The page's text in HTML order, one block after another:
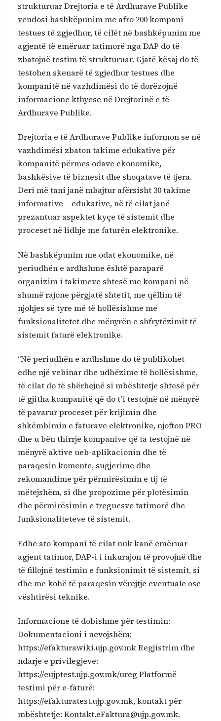
strukturuar Drejtoria e të Ardhurave Publike
vendosi bashkëpunim me afro 200 kompani –
testues të zgjedhur, të cilët në bashkëpunim me
agjentë të emëruar tatimorë nga DAP do të
zbatojnë testim të strukturuar. Gjatë kësaj do të
testohen skenarë të zgjedhur testues dhe
kompanitë në vazhdimësi do të dorëzojnë
informacione kthyese në Drejtorinë e të
Ardhurave Publike.
Drejtoria e të Ardhurave Publike informon se në
vazhdimësi zbaton takime edukative për
kompanitë përmes odave ekonomike,
bashkësive të biznesit dhe shoqatave të tjera.
Deri më tani janë mbajtur afërsisht 30 takime
informative – edukative, në të cilat janë
prezantuar aspektet kyçe të sistemit dhe
proceset në lidhje me faturën elektronike.
Në bashkëpunim me odat ekonomike, në
periudhën e ardhshme është paraparë
organizim i takimeve shtesë me kompani në
shumë rajone përgjatë shtetit, me qëllim të
njohjes së tyre më të hollësishme me
funksionalitetet dhe mënyrën e shfrytëzimit të
sistemit faturë elektronike.
“Në periudhën e ardhshme do të publikohet
edhe një vebinar dhe udhëzime të hollësishme,
të cilat do të shërbejnë si mbështetje shtesë për
të gjitha kompanitë që do t’i testojnë në mënyrë
të pavarur proceset për krijimin dhe
shkëmbimin e faturave elektronike, njofton PRO
dhe u bën thirrje kompanive që ta testojnë në
mënyrë aktive ueb-aplikacionin dhe të
paraqesin komente, sugjerime dhe
rekomandime për përmirësimin e tij të
mëtejshëm, si dhe propozime për plotësimin
dhe përmirësimin e treguesve tatimorë dhe
funksionaliteteve të sistemit.
Edhe ato kompani të cilat nuk kanë emëruar
agjent tatimor, DAP-i i inkurajon të provojnë dhe
të fillojnë testimin e funksionimit të sistemit, si
dhe me kohë të paraqesin vërejtje eventuale ose
vështirësi teknike.
Informacione të dobishme për testimin:
Dokumentacioni i nevojshëm:
https://efakturawiki.ujp.gov.mk Regjistrim dhe
ndarje e privilegjeve:
https://eujptest.ujp.gov.mk/ureg Platformë
testimi për e-faturë:
https://efakturatest.ujp.gov.mk, kontakt për
mbështetje: Kontakt.eFaktura@ujp.gov.mk.